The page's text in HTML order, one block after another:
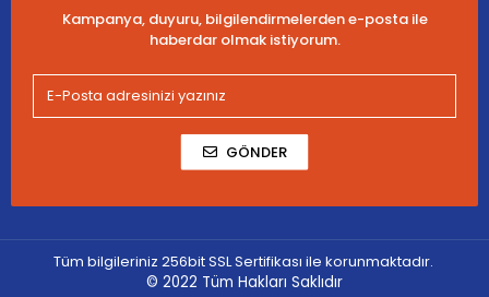
Kampanya, duyuru, bilgilendirmelerden e-posta ile
haberdar olmak istiyorum.
GÖNDER
Tüm bilgileriniz 256bit SSL Sertifikası ile korunmaktadır.
© 2022 Tüm Hakları Saklıdır